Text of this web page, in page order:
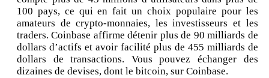
100 pays, ce qui en fait un choix populaire pour les
amateurs de crypto-monnaies, les investisseurs et les
traders. Coinbase affirme détenir plus de 90 milliards de
dollars d’actifs et avoir facilité plus de 455 milliards de
dollars de transactions. Vous pouvez échanger des
dizaines de devises, dont le bitcoin, sur Coinbase.